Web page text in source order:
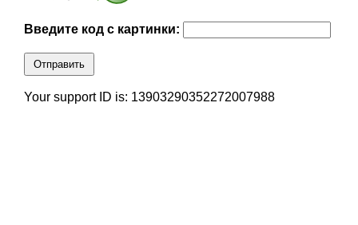
Введите код с картинки:
Отправить
Your support ID is: 13903290352272007988